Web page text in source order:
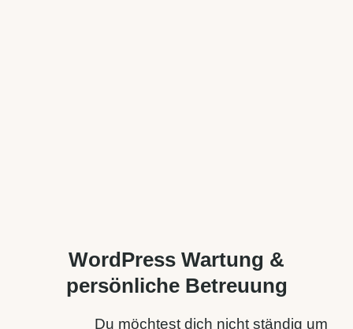
WordPress Wartung &
persönliche Betreuung
Du möchtest dich nicht ständig um